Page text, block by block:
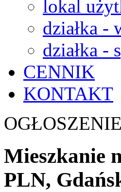
lokal
działka -
działka -
CENNIK
KONTAKT
Mieszkanie
PLN,